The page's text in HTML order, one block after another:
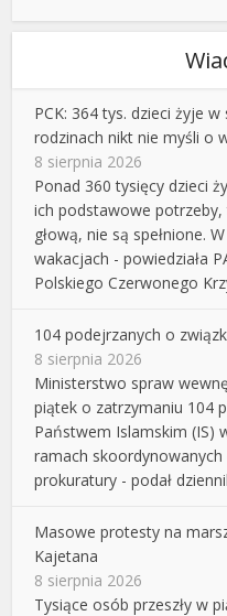
PCK: 364 tys. dzieci żyje
rodzinach nikt nie myśli o
8 sierpnia 2026
Ponad 360 tysięcy dzieci
ich podstawowe
głową, nie są spełnione.
wakacjach - powiedziała
Polskiego Czerwonego
104 podejrzanych o
8 sierpnia 2026
Ministerstwo spraw
piątek o zatrzymaniu 104
Państwem Islamskim (IS)
ramach skoordynowanych
prokuratury - podał
Masowe protesty na
Kajetana
8 sierpnia 2026
Tysiące osób przeszły w